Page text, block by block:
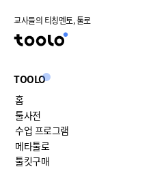
교사들의 티칭멘토, 툴로
TOOLO
홈
툴사전
수업 프로그램
메타툴로
툴킷구매